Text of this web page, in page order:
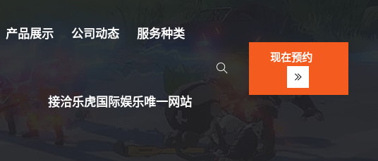
产品展示 公司动态 服务种类
接洽乐虎国际娱乐唯一网站
现在预约